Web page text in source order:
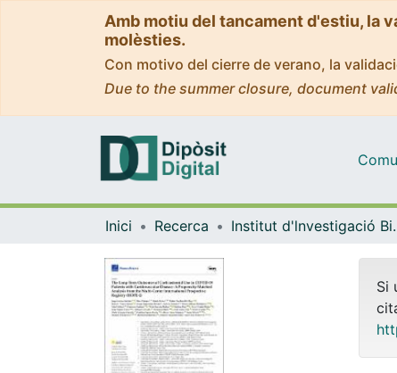
Amb motiu del tancament d'estiu, la
molèsties.
Con motivo del cierre de verano, la
Due to the summer closure, document
Inici Recerca Institut
Si